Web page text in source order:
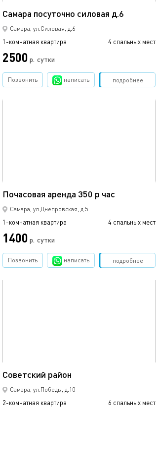
Самара посуточно силовая д.6
Самара, ул.Силовая, д.6
1-комнатная квартира 4 спальных мест
2500 р. сутки
подробнее
Позвонить написать Забронировать
Почасовая аренда 350 р час
Самара, ул.Днепровская, д.5
1-комнатная квартира 4 спальных мест
1400 р. сутки
подробнее
Позвонить написать Забронировать
Советский район
Самара, ул.Победы, д.10
2-комнатная квартира 6 спальных мест